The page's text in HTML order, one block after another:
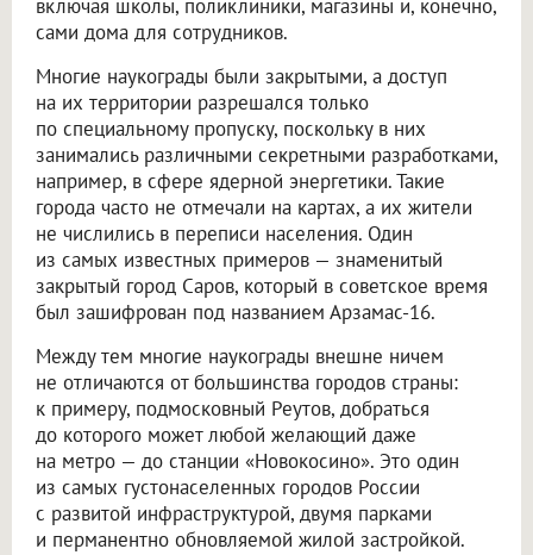
включая школы, поликлиники, магазины и, конечно,
сами дома для сотрудников.
Многие наукограды были закрытыми, а доступ
на их территории разрешался только
по специальному пропуску, поскольку в них
занимались различными секретными разработками,
например, в сфере ядерной энергетики. Такие
города часто не отмечали на картах, а их жители
не числились в переписи населения. Один
из самых известных примеров — знаменитый
закрытый город Саров, который в советское время
был зашифрован под названием Арзамас-16.
Между тем многие наукограды внешне ничем
не отличаются от большинства городов страны:
к примеру, подмосковный Реутов, добраться
до которого может любой желающий даже
на метро — до станции «Новокосино». Это один
из самых густонаселенных городов России
с развитой инфраструктурой, двумя парками
и перманентно обновляемой жилой застройкой.